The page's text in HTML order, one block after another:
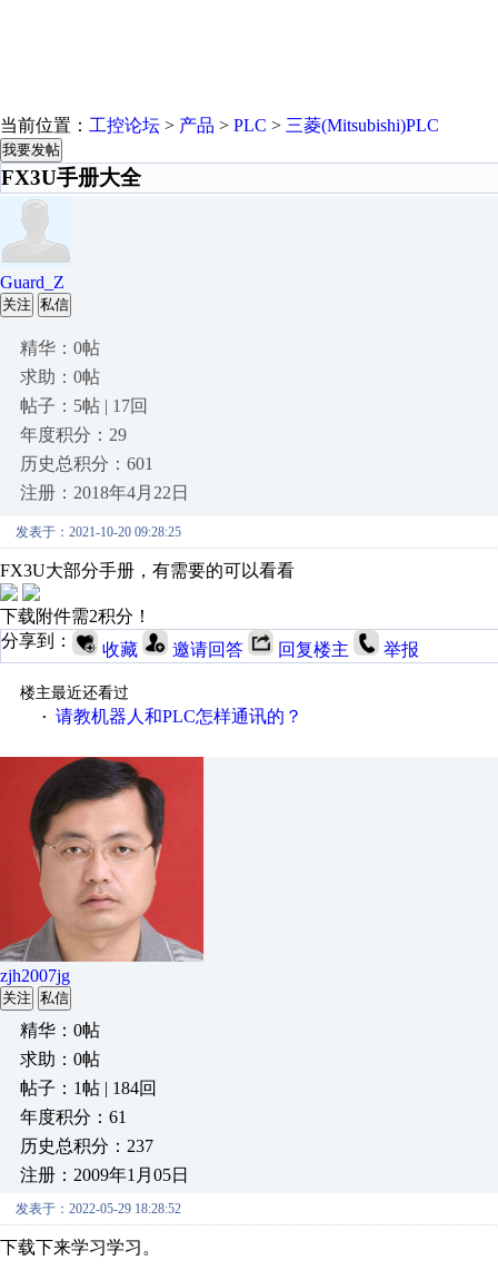
当前位置： 工控论坛 > 产品 > PLC > 三菱(Mitsubishi)PLC
我要发帖
FX3U手册大全
Guard_Z
关注 私信
精华：0帖
求助：0帖
帖子：5帖 | 17回
年度积分：29
历史总积分：601
注册：2018年4月22日
发表于：2021-10-20 09:28:25
FX3U大部分手册，有需要的可以看看
下载附件需2积分！
分享到：
收藏 邀请回答 回复楼主 举报
楼主最近还看过
· 请教机器人和PLC怎样通讯的？
zjh2007jg
关注 私信
精华：0帖
求助：0帖
帖子：1帖 | 184回
年度积分：61
历史总积分：237
注册：2009年1月05日
发表于：2022-05-29 18:28:52
下载下来学习学习。